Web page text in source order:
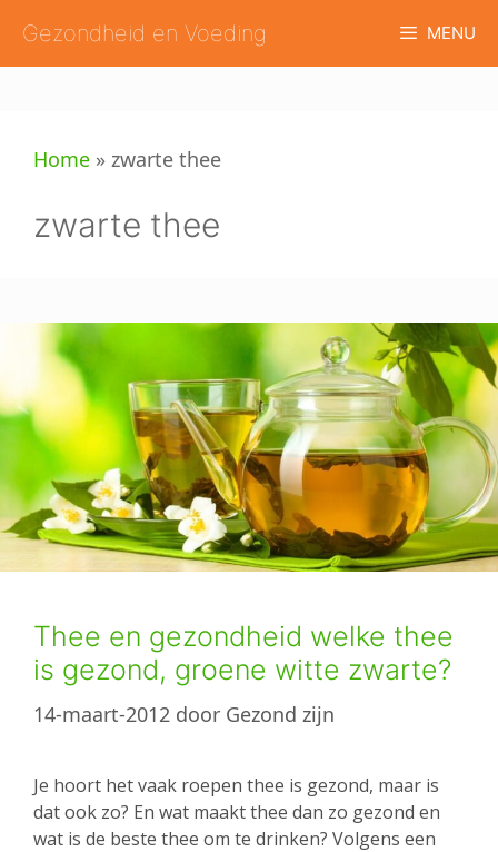
naar
de
Gezondheid en Voeding MENU
Home » zwarte thee
zwarte thee
Thee en gezondheid welke thee
is gezond, groene witte zwarte?
14-maart-2012 door Gezond zijn
Je hoort het vaak roepen thee is gezond, maar is
dat ook zo? En wat maakt thee dan zo gezond en
wat is de beste thee om te drinken? Volgens een